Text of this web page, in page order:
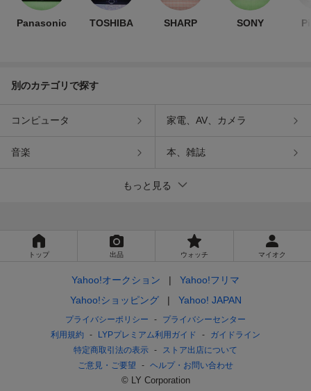
Panasonic TOSHIBA SHARP SONY
別のカテゴリで探す
コンピュータ 家電、AV、カメラ
音楽 本、雑誌
もっと見る
トップ 出品 ウォッチ マイオク
Yahoo!オークション
Yahoo!フリマ
Yahoo!ショッピング
Yahoo! JAPAN
プライバシーポリシー
プライバシーセンター
利用規約
LYPプレミアム利用ガイド
ガイドライン
特定商取引法の表示
ストア出店について
ご意見・ご要望
ヘルプ・お問い合わせ
© LY Corporation